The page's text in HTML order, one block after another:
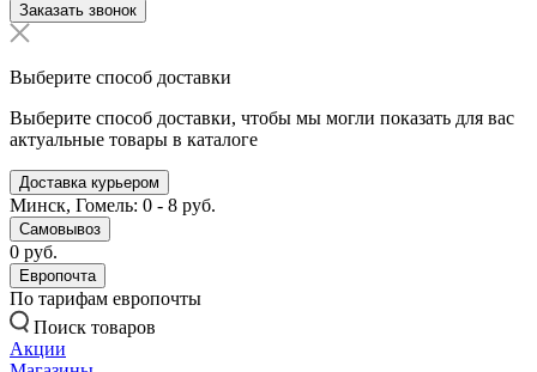
Заказать звонок
Выберите способ доставки
Выберите способ доставки, чтобы мы могли показать для вас
актуальные товары в каталоге
Доставка курьером
Минск, Гомель: 0 - 8 руб.
Самовывоз
0 руб.
Европочта
По тарифам европочты
Поиск товаров
Акции